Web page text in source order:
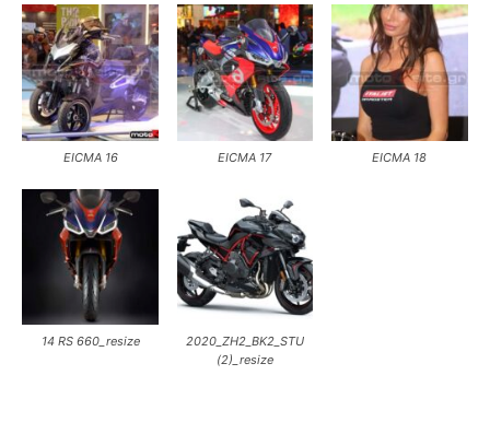
EICMA 16 EICMA 17 EICMA 18
14 RS 660_resize
2020_ZH2_BK2_STU
(2)_resize